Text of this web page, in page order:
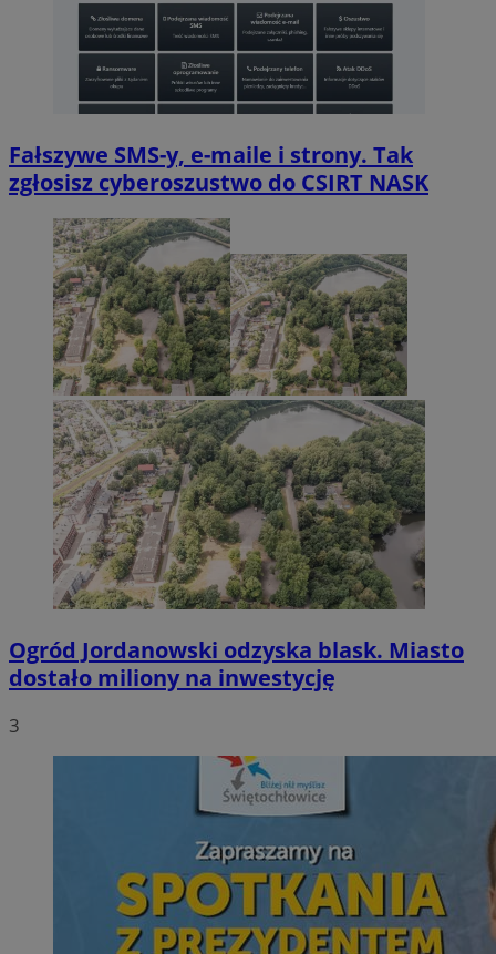
Fałszywe SMS-y, e-maile i strony. Tak
zgłosisz cyberoszustwo do CSIRT NASK
Ogród Jordanowski odzyska blask. Miasto
dostało miliony na inwestycję
3